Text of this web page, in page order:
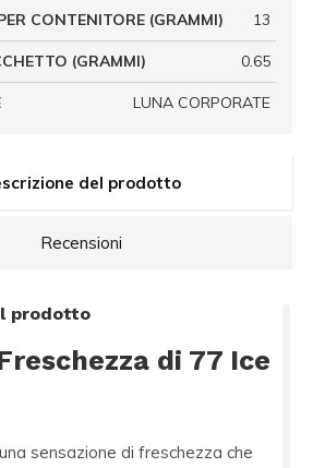
del prodotto
Recensioni
prodotto
di 77 Ice
sensazione di freschezza che
CONTENITORE (GRAMMI) 13
(GRAMMI) 0.65
LUNA CORPORATE